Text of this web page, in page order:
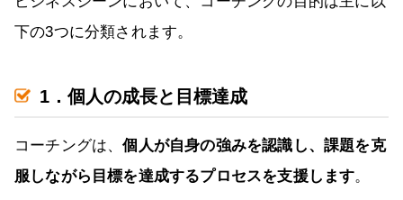
下の3つに分類されます。
1．個人の成長と目標達成
コーチングは、個人が自身の強みを認識し、課題を克
服しながら目標を達成するプロセスを支援します。